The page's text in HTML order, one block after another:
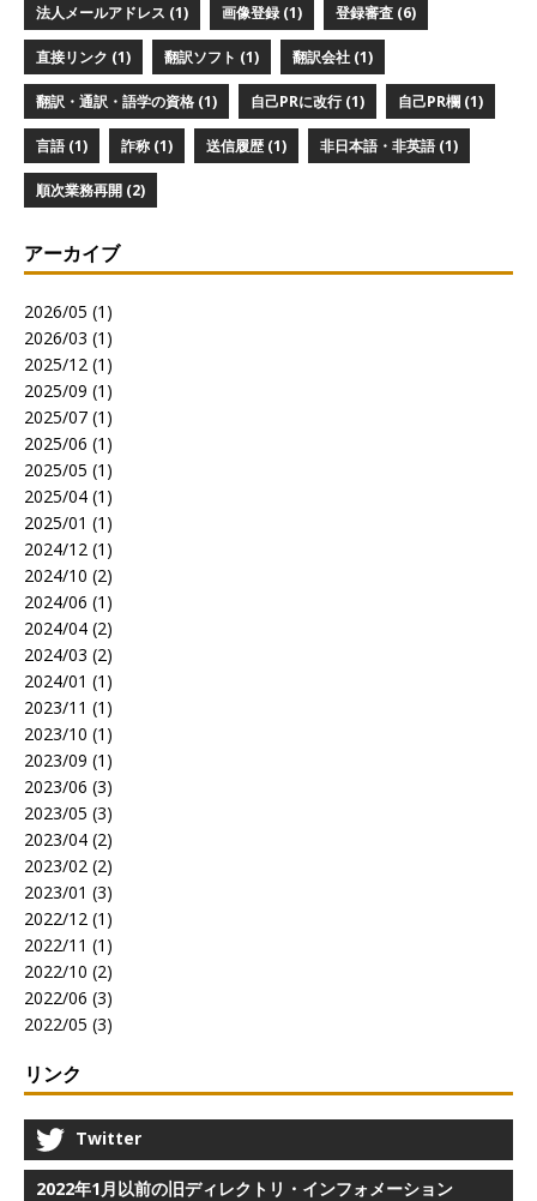
法人メールアドレス (1) 画像登録 (1) 登録審査 (6)
直接リンク (1) 翻訳ソフト (1) 翻訳会社 (1)
翻訳・通訳・語学の資格 (1) 自己PRに改行 (1) 自己PR欄 (1)
言語 (1) 詐称 (1) 送信履歴 (1) 非日本語・非英語 (1)
順次業務再開 (2)
アーカイブ
2026/05 (1)
2026/03 (1)
2025/12 (1)
2025/09 (1)
2025/07 (1)
2025/06 (1)
2025/05 (1)
2025/04 (1)
2025/01 (1)
2024/12 (1)
2024/10 (2)
2024/06 (1)
2024/04 (2)
2024/03 (2)
2024/01 (1)
2023/11 (1)
2023/10 (1)
2023/09 (1)
2023/06 (3)
2023/05 (3)
2023/04 (2)
2023/02 (2)
2023/01 (3)
2022/12 (1)
2022/11 (1)
2022/10 (2)
2022/06 (3)
2022/05 (3)
リンク
Twitter
2022年1月以前の旧ディレクトリ・インフォメーション